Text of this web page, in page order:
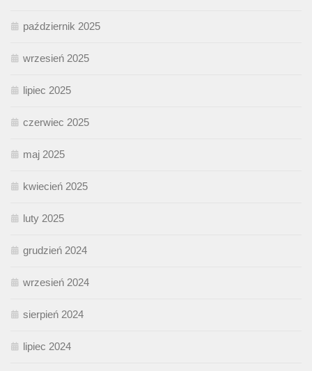
październik 2025
wrzesień 2025
lipiec 2025
czerwiec 2025
maj 2025
kwiecień 2025
luty 2025
grudzień 2024
wrzesień 2024
sierpień 2024
lipiec 2024